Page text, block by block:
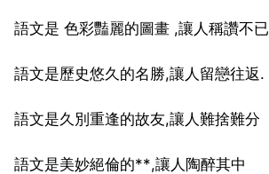
語文是 色彩豔麗的圖畫 ,讓人稱讚不已
語文是歷史悠久的名勝,讓人留戀往返.
語文是久別重逢的故友,讓人難捨難分
語文是美妙絕倫的**,讓人陶醉其中